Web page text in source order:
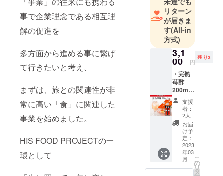
事で企業理念である相互理
解の促進を
多方面から進める事に繋げ
て行きたいと考え、
まずは、旅との関連性が非
常に高い「食」に関連した
事業を始めました。
HIS FOOD PROJECTの一
環として
リターン
が届きま
す(All-in
方式)
3,1
00 円
残り3
・完熟
苺酢
200mlx
2本 ・
生産者
レポー
ト 5
セット
限定の
割引価
格で
す。送
料1,430
支援
者：
2人
お届
け予
定：
2023
年03
月
こ
の
リ
タ